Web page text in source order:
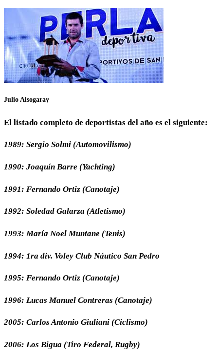
Julio Alsogaray
El listado completo de deportistas del año es el siguiente:
1989: Sergio Solmi (Automovilismo)
1990: Joaquín Barre (Yachting)
1991: Fernando Ortiz (Canotaje)
1992: Soledad Galarza (Atletismo)
1993: María Noel Muntane (Tenis)
1994: 1ra div. Voley Club Náutico San Pedro
1995: Fernando Ortiz (Canotaje)
1996: Lucas Manuel Contreras (Canotaje)
2005: Carlos Antonio Giuliani (Ciclismo)
2006: Los Bigua (Tiro Federal, Rugby)